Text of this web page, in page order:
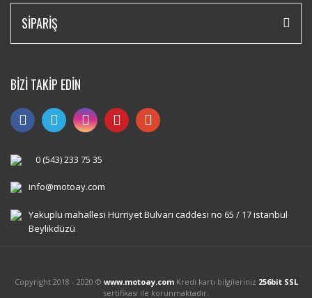
SİPARİŞ
BİZİ TAKİP EDİN
0 (543) 233 75 35
info@motoay.com
Yakuplu mahallesi Hürriyet Bulvarı caddesi no 65 / 17 istanbul
Beylikdüzü
Copyright 2018 - 2020 © www.motoay.comKredi kartı bilgileriniz 256bit SSL
sertifikası ile korunmaktadır.